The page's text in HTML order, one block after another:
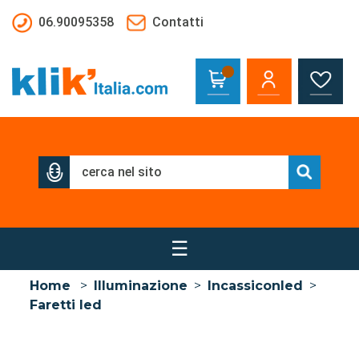
06.90095358
Contatti
☰
Home > Illuminazione > Incassiconled >
Faretti led